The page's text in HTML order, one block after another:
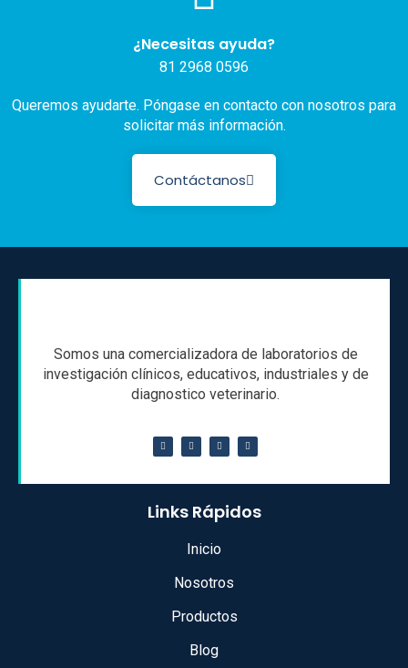
¿Necesitas ayuda?
81 2968 0596
Queremos ayudarte. Póngase en contacto con nosotros para
solicitar más información.
Contáctanos
Somos una comercializadora de laboratorios de
investigación clínicos, educativos, industriales y de
diagnostico veterinario.
Links Rápidos
Inicio
Nosotros
Productos
Blog